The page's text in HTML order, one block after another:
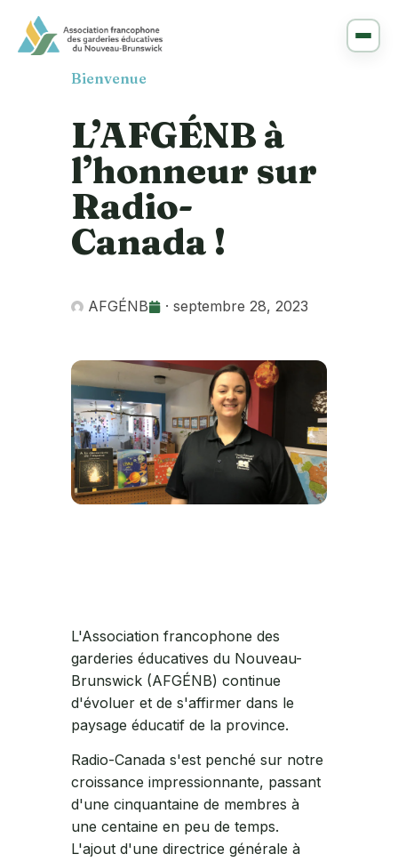
Bienvenue
L’AFGÉNB à
l’honneur sur
Radio-
Canada !
AFGÉNB · septembre 28, 2023
L'Association francophone des
garderies éducatives du Nouveau-
Brunswick (AFGÉNB) continue
d'évoluer et de s'affirmer dans le
paysage éducatif de la province.
Radio-Canada s'est penché sur notre
croissance impressionnante, passant
d'une cinquantaine de membres à
une centaine en peu de temps.
L'ajout d'une directrice générale à